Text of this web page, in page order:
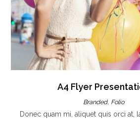
A4 Flyer
Branded, Folio
Donec quam mi, aliquet quis orci at,